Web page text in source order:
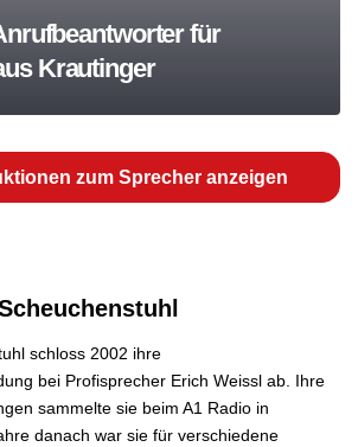
für
Krautinger
zum Sprecher anzeigen
schloss 2002 ihre
bei Profisprecher Erich Weissl ab. Ihre
sammelte sie beim A1 Radio in
danach war sie für verschiedene